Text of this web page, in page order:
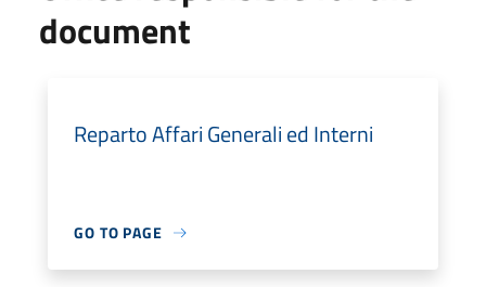
document
Reparto Affari Generali ed Interni
GO TO PAGE